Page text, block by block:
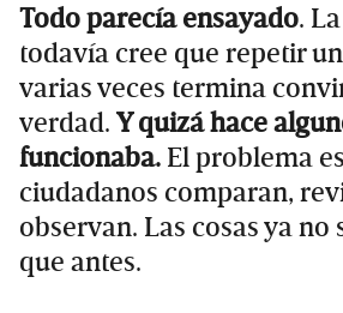
Todo parecía ensayado.
todavía cree que repetir
varias veces termina
verdad. Y quizá hace
funcionaba. El problema
ciudadanos comparan,
observan. Las cosas ya no
que antes.